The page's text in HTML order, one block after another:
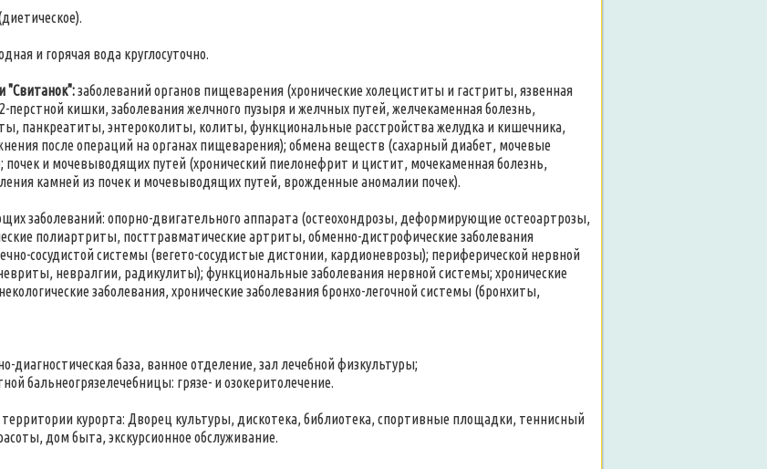
и горячая вода круглосуточно.
"Свитанок":заболеваний органов пищеварения (хронические холециститы и гастриты, язвенная
перстной кишки, заболевания желчного пузыря и желчных путей, желчекаменная болезнь,
панкреатиты, энтероколиты, колиты, функциональные расстройства желудка и кишечника,
после операций на органах пищеварения); обмена веществ (сахарный диабет, мочевые
почек и мочевыводящих путей (хронический пиелонефрит и цистит, мочекаменная болезнь,
камней из почек и мочевыводящих путей, врожденные аномалии почек).
заболеваний: опорно-двигательного аппарата (остеохондрозы, деформирующие остеоартрозы,
полиартриты, посттравматические артриты, обменно-дистрофические заболевания
сосудистой системы (вегето-сосудистые дистонии, кардионеврозы); периферической нервной
невралгии, радикулиты); функциональные заболевания нервной системы; хронические
заболевания, хронические заболевания бронхо-легочной системы (бронхиты,
диагностическая база, ванное отделение, зал лечебной физкультуры;
бальнеогрязелечебницы: грязе- и озокеритолечение.
территории курорта: Дворец культуры, дискотека, библиотека, спортивные площадки, теннисный
дом быта, экскурсионное обслуживание.